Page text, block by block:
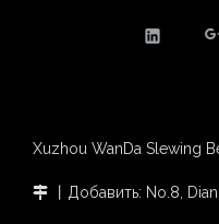
Xuzhou WanDa Slewing
 丨Добавить: No.8,